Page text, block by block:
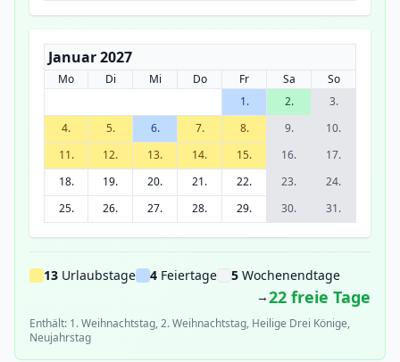
Januar 2027
Mo Di Mi Do Fr Sa
So
1.
2.
3.
4.
5. 6. 7. 8. 9.
10.
11.
12. 13. 14. 15. 16.
17.
18.
19. 20. 21. 22. 23.
24.
25.
26. 27. 28. 29. 30. 31.
13 Urlaubstage 4 Feiertage 5 Wochenendtage
→22 freie Tage
Enthält: 1. Weihnachtstag, 2. Weihnachtstag, Heilige Drei Könige,
Neujahrstag